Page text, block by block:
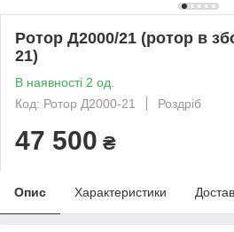
Ротор Д2000/21 (ротор в
21)
В наявності 2 од.
Код: Ротор Д2000-21
Роздріб
47 500 ₴
Опис Характеристики